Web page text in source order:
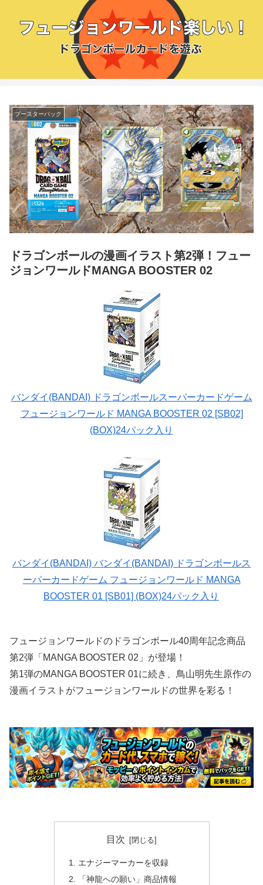
ブースターパック
ドラゴンボールの漫画イラスト第2弾！フュー
ジョンワールドMANGA BOOSTER 02
バンダイ(BANDAI) ドラゴンボールスーパーカードゲーム
フュージョンワールド MANGA BOOSTER 02 [SB02]
(BOX)24パック入り
バンダイ(BANDAI) バンダイ(BANDAI) ドラゴンボールス
ーパーカードゲーム フュージョンワールド MANGA
BOOSTER 01 [SB01] (BOX)24パック入り
フュージョンワールドのドラゴンボール40周年記念商品
第2弾「MANGA BOOSTER 02」が登場！
第1弾のMANGA BOOSTER 01に続き、鳥山明先生原作の
漫画イラストがフュージョンワールドの世界を彩る！
目次
エナジーマーカーを収録
「神龍への願い」商品情報